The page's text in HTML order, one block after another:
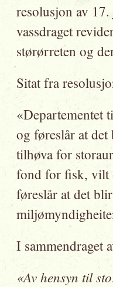
resolusjon av
vassdraget
størørreten og
Sitat fra
«Departementet
og føreslår at
tilhøva for
fond for fisk, vilt
føreslår at det
I sammendraget
«Av hensyn til